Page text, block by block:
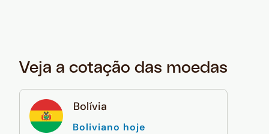
Veja a cotação das moedas
Bolívia
Boliviano hoje